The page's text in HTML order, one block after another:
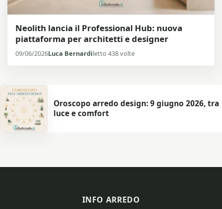
Neolith lancia il Professional Hub: nuova
piattaforma per architetti e designer
09/06/2026Luca Bernardiletto 438 volte
Oroscopo arredo design: 9 giugno 2026, tra
luce e comfort
INFO ARREDO